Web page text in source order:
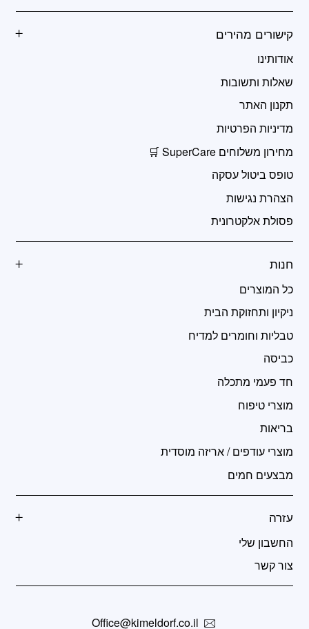
קישורים מהירים
אודותינו
שאלות ותשובות
תקנון האתר
מדיניות הפרטיות
מחירון משלוחים SuperCare 🛒
טופס ביטול עסקה
הצהרת נגישות
פסולת אלקטרונית
חנות
כל המוצרים
ניקיון ותחזוקת הבית
טבליות וחומרים למדיח
כביסה
חד פעמי מתכלה
מוצרי טיפוח
בריאות
מוצרי עודפים / אריזה מוסדית
מבצעים חמים
עזרה
החשבון שלי
צור קשר
Office@kimeldorf.co.il